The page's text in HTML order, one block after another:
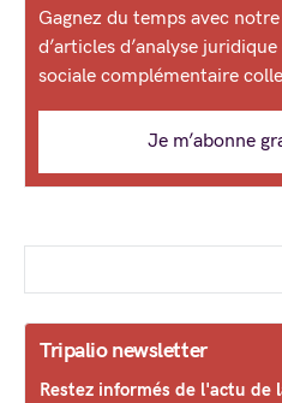
Gagnez du temps avec
d’articles d’analyse
sociale complémentaire
Je m’abonne
Tripalio newsletter
Restez informés de l'actu de